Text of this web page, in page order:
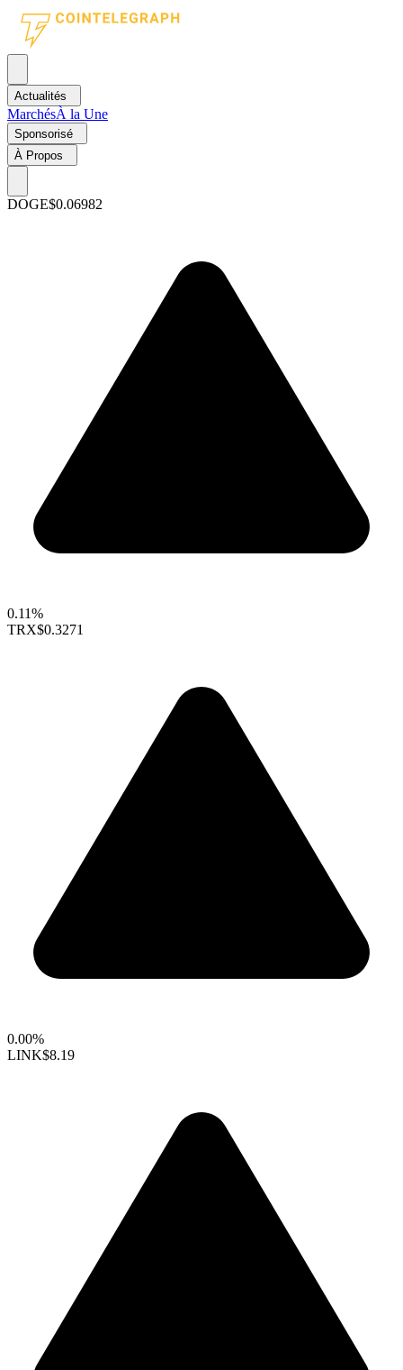
Actualités
MarchésÀ la Une
Sponsorisé
À Propos
DOGE$0.06982
0.11%
TRX$0.3271
0.00%
LINK$8.19